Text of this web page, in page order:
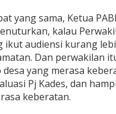
yang sama, Ketua
kalau
ikut audiensi kurang
Dan perwakilan
yang merasa
Pj Kades, dan
keberatan.